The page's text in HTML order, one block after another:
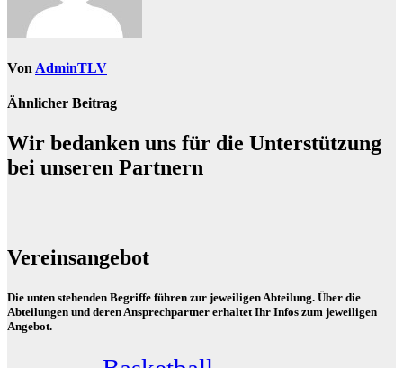
Von AdminTLV
Ähnlicher Beitrag
Wir bedanken uns für die Unterstützung
bei unseren Partnern
Vereinsangebot
Die unten stehenden Begriffe führen zur jeweiligen Abteilung. Über die
Abteilungen und deren Ansprechpartner erhaltet Ihr Infos zum jeweiligen
Angebot.